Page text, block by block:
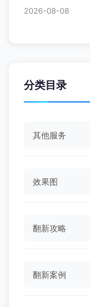
2026-08-08
分类目录
其他服务
效果图
翻新攻略
翻新案例